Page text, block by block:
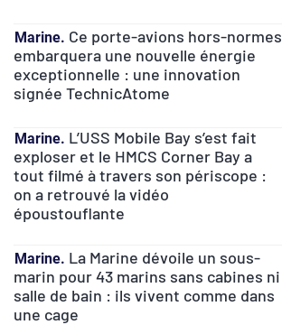
Marine Ce porte-avions hors-normes
embarquera une nouvelle énergie
exceptionnelle : une innovation
signée TechnicAtome
Marine L’USS Mobile Bay s’est fait
exploser et le HMCS Corner Bay a
tout filmé à travers son périscope :
on a retrouvé la vidéo
époustouflante
Marine La Marine dévoile un sous-
marin pour 43 marins sans cabines ni
salle de bain : ils vivent comme dans
une cage